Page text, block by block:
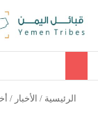
الرئيسية / الأخبار /